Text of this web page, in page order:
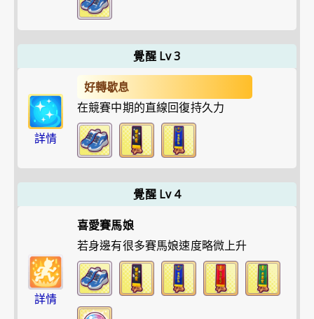
覺醒 Lv 3
詳情
好轉歇息
在競賽中期的直線回復持久力
覺醒 Lv 4
詳情
喜愛賽馬娘
若身邊有很多賽馬娘速度略微上升